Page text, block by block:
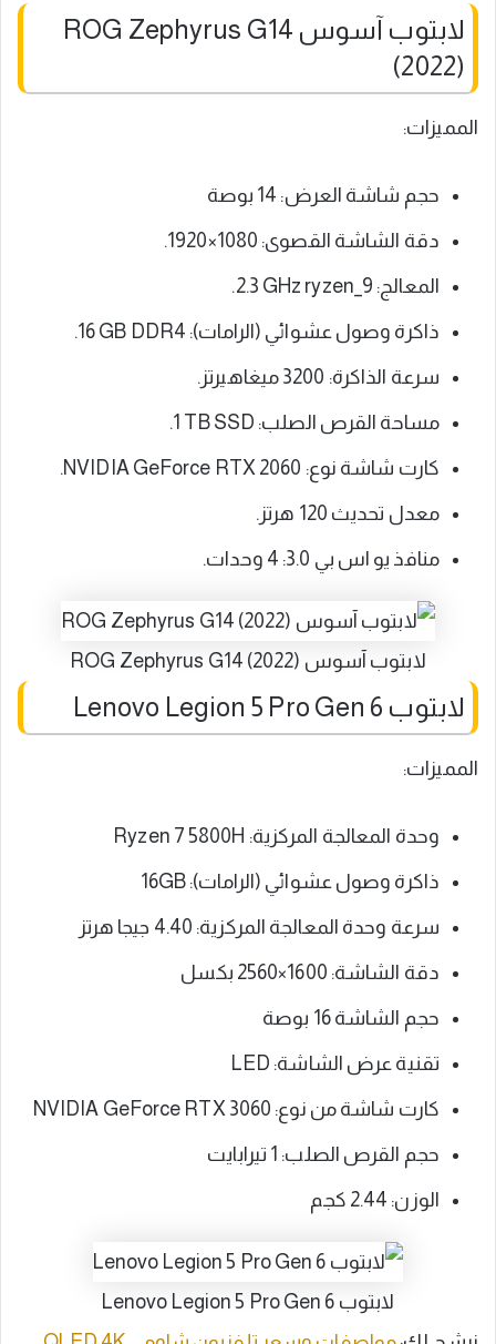
لابتوب آسوس ROG Zephyrus G14
(2022)
المميزات:
حجم شاشة العرض: 14 بوصة
دقة الشاشة القصوى: 1080×1920.
المعالج: ‎2.3 GHz ryzen_9.
ذاكرة وصول عشوائي (الرامات): ‎16 GB DDR4.
سرعة الذاكرة: ‎3200 ميغاهيرتز.
مساحة القرص الصلب: ‎1 TB SSD.
كارت شاشة نوع: ‎NVIDIA GeForce RTX 2060.
معدل تحديث 120 هرتز.
منافذ يو اس بي 3.0: 4 وحدات.
لابتوب آسوس ROG Zephyrus G14 (2022)
لابتوب Lenovo Legion 5 Pro Gen 6
المميزات:
وحدة المعالجة المركزية: Ryzen 7 5800H
ذاكرة وصول عشوائي (الرامات): ‎16GB
سرعة وحدة المعالجة المركزية: 4.40 جيجا هرتز
دقة الشاشة: 1600×2560 بكسل
حجم الشاشة 16 بوصة
تقنية عرض الشاشة: LED
كارت شاشة من نوع: NVIDIA GeForce RTX 3060
حجم القرص الصلب: 1 تيرابايت
الوزن: 2.44 كجم
لابتوب Lenovo Legion 5 Pro Gen 6